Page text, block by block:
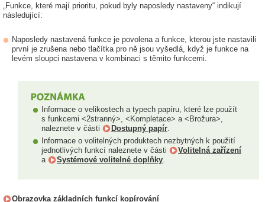
„Funkce, které mají prioritu, pokud byly naposledy nastaveny“ indikují
následující:
Naposledy nastavená funkce je povolena a funkce, kterou jste nastavili
první je zrušena nebo tlačítka pro ně jsou vyšedlá, když je funkce na
levém sloupci nastavena v kombinaci s těmito funkcemi.
Informace o velikostech a typech papíru, které lze použít
s funkcemi <2stranný>, <Kompletace> a <Brožura>,
naleznete v části
Dostupný papír.
Informace o volitelných produktech nezbytných k použití
jednotlivých funkcí naleznete v části
Volitelná zařízení
a
Systémové volitelné doplňky.
Obrazovka základních funkcí kopírování